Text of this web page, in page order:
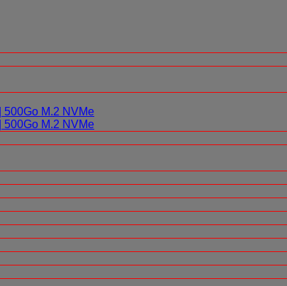
500Go M.2 NVMe
500Go M.2 NVMe